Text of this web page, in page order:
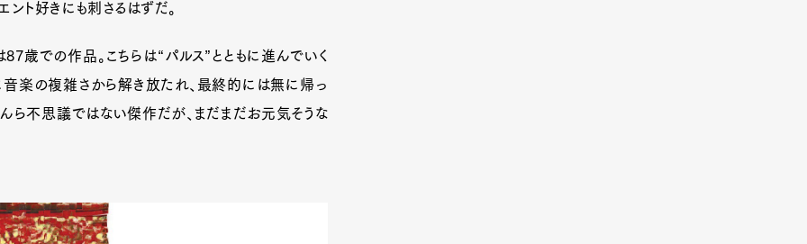
ント好きにも刺さるはずだ。
87歳での作品。こちらは“パルス”とともに進んでいく
音楽の複雑さから解き放たれ、最終的には無に帰っ
ら不思議ではない傑作だが、まだまだお元気そうな